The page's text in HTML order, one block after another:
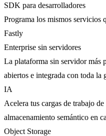
SDK para desarrolladores
Programa los mismos servicios
Fastly
Enterprise sin servidores
La plataforma sin servidor más
abiertos e integrada con toda la
IA
Acelera tus cargas de trabajo
almacenamiento semántico en
Object Storage